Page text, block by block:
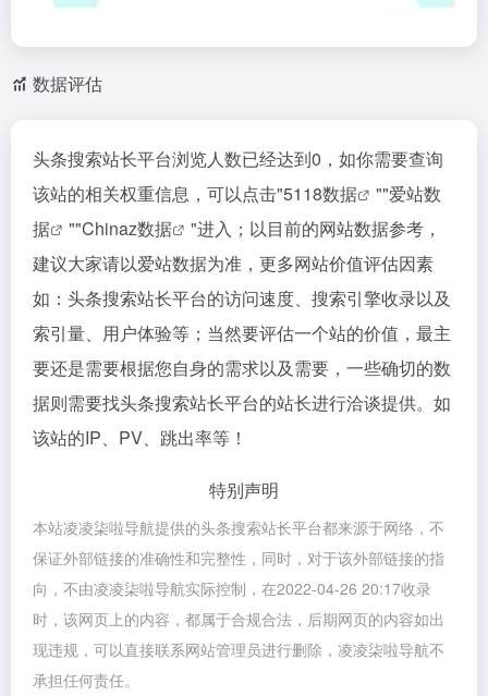
数据评估
头条搜索站长平台浏览人数已经达到0，如你需要查询
该站的相关权重信息，可以点击"5118数据 ""爱站数
据
""Chinaz数据
"进入；以目前的网站数据参考，
建议大家请以爱站数据为准，更多网站价值评估因素
如：头条搜索站长平台的访问速度、搜索引擎收录以及
索引量、用户体验等；当然要评估一个站的价值，最主
要还是需要根据您自身的需求以及需要，一些确切的数
据则需要找头条搜索站长平台的站长进行洽谈提供。如
该站的IP、PV、跳出率等！
特别声明
本站凌凌柒啦导航提供的头条搜索站长平台都来源于网络，不
保证外部链接的准确性和完整性，同时，对于该外部链接的指
向，不由凌凌柒啦导航实际控制，在2022-04-26 20:17收录
时，该网页上的内容，都属于合规合法，后期网页的内容如出
现违规，可以直接联系网站管理员进行删除，凌凌柒啦导航不
承担任何责任。